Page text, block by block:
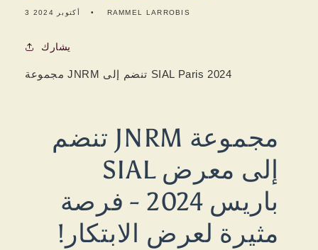
3 أكتوبر 2024 RAMMEL LARROBIS
يشارك
مجموعة JNRM تنضم إلى SIAL Paris 2024
مجموعة JNRM تنضم
إلى معرض SIAL
باريس 2024 - فرصة
مثيرة لعرض الابتكار!